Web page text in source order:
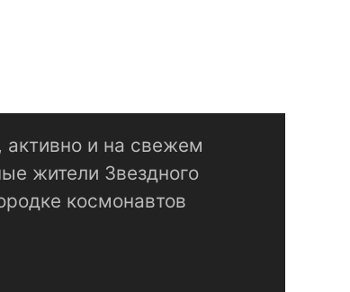
активно и на свежем
жители Звездного
космонавтов